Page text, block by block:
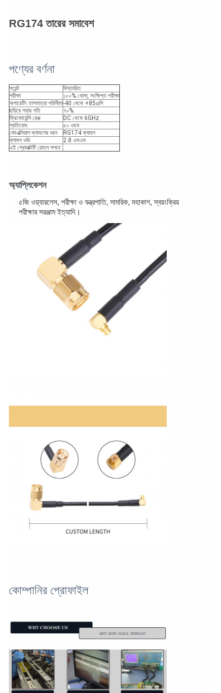
RG174 তারের সমাবেশ
পণ্যের বর্ণনা
পয়েন্ট
বিস্তারিত
পরীক্ষা
১০০% খোলা, সংক্ষিপ্ত পরীক্ষা
অপারেটিং তাপমাত্রা পরিসীমা-40 থেকে +85oসি
ছড়িয়ে পড়ার গতি
৭০%
ফ্রিকোয়েন্সি রেঞ্জ
DC থেকে 6GHz
প্রতিরোধ
৫০ ওহম
কোএক্সিয়াল ক্যাবলের ধরন
RG174 ক্যাবল
ক্যাবল ওডি
2.8 এমএম
এই প্রোডাক্টটি রোহস সম্মত
অ্যাপ্লিকেশন
৫জি ওয়্যারলেস, পরীক্ষা ও যন্ত্রপাতি, সামরিক, মহাকাশ, স্বয়ংক্রিয়
পরীক্ষার সরঞ্জাম ইত্যাদি।
কোম্পানির প্রোফাইল